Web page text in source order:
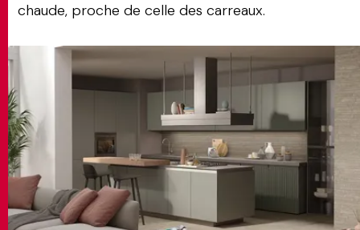
chaude, proche de celle des carreaux.